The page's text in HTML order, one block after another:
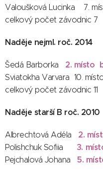
Valoušková Lucinka 7.
celkový počet závodnic 7
Naděje nejml. roč. 2014
Šedá Barborka 2. místo
Sviatokha Varvara 10.
celkový počet závodnic 11
Naděje starší B roč. 2010
Albrechtová Adéla 2.
Polishchuk Sofiia 3.
Pejchalová Johana5.